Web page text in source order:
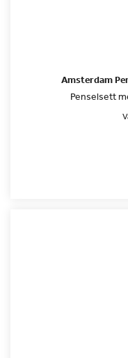
Amsterdam
Penselsett